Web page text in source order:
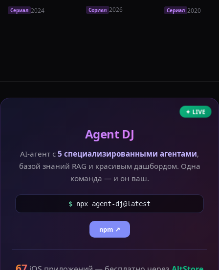
Сериал 2024 Сериал 2026 Сериал 2020
✦ LIVE
Agent DJ
AI-агент с 5 специализированными агентами,
базой знаний RAG и красивым дашбордом. Одна
команда — и он ваш.
$ npx agent-dj@latest
npm ↗